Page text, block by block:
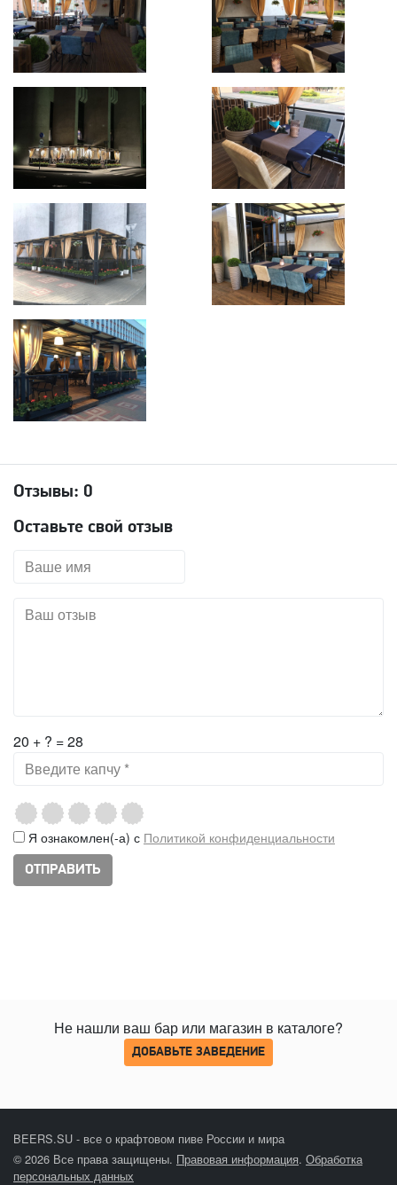
Отзывы: 0
Оставьте свой отзыв
20 + ? = 28
Я ознакомлен(-а) с Политикой конфиденциальности
Не нашли ваш бар или магазин в каталоге?
ДОБАВЬТЕ ЗАВЕДЕНИЕ
BEERS.SU - все о крафтовом пиве России и мира
© 2026 Все права защищены. Правовая информация. Обработка
персональных данных